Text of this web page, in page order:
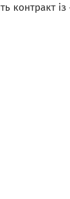
контракт